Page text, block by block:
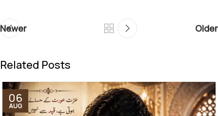
Newer Older
Related Posts
06
AUG